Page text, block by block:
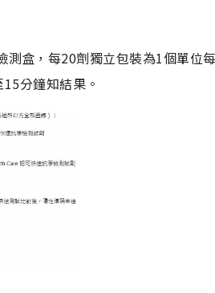
盒，每20劑獨立包裝為1個單位
分鐘知結果。